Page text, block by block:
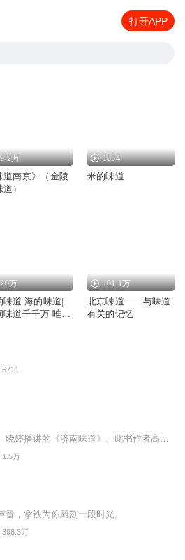
打开APP
9.2万
道南京》（金陵
）
1034
米的味道
20万
味道 海的味道|
味道千千万 唯灵
101.1万
北京味道——与味道
有关的记忆
6711
1.5万
音，拿铁为你雕刻一段时光。
398.3万